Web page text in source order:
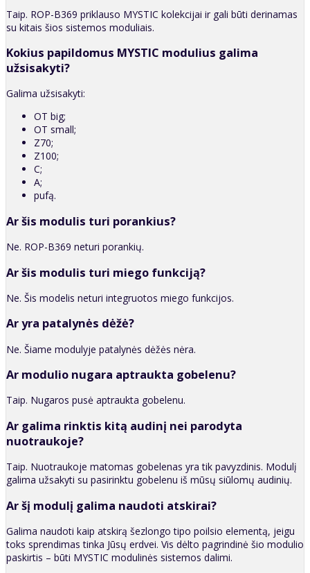
Taip. ROP-B369 priklauso MYSTIC kolekcijai ir gali būti derinamas
su kitais šios sistemos moduliais.
Kokius papildomus MYSTIC modulius galima
užsisakyti?
Galima užsisakyti:
OT big;
OT small;
Z70;
Z100;
C;
A;
pufą.
Ar šis modulis turi porankius?
Ne. ROP-B369 neturi porankių.
Ar šis modulis turi miego funkciją?
Ne. Šis modelis neturi integruotos miego funkcijos.
Ar yra patalynės dėžė?
Ne. Šiame modulyje patalynės dėžės nėra.
Ar modulio nugara aptraukta gobelenu?
Taip. Nugaros pusė aptraukta gobelenu.
Ar galima rinktis kitą audinį nei parodyta
nuotraukoje?
Taip. Nuotraukoje matomas gobelenas yra tik pavyzdinis. Modulį
galima užsakyti su pasirinktu gobelenu iš mūsų siūlomų audinių.
Ar šį modulį galima naudoti atskirai?
Galima naudoti kaip atskirą šezlongo tipo poilsio elementą, jeigu
toks sprendimas tinka Jūsų erdvei. Vis dėlto pagrindinė šio modulio
paskirtis – būti MYSTIC modulinės sistemos dalimi.